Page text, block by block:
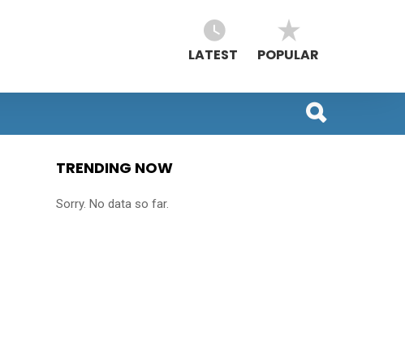
LATEST POPULAR
TRENDING NOW
Sorry. No data so far.